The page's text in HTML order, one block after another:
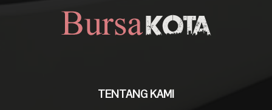
TENTANG KAMI